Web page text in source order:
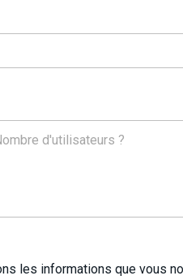
les informations que vous